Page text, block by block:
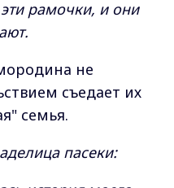
рамочки, и они
не
съедает их
семья.
пасеки: